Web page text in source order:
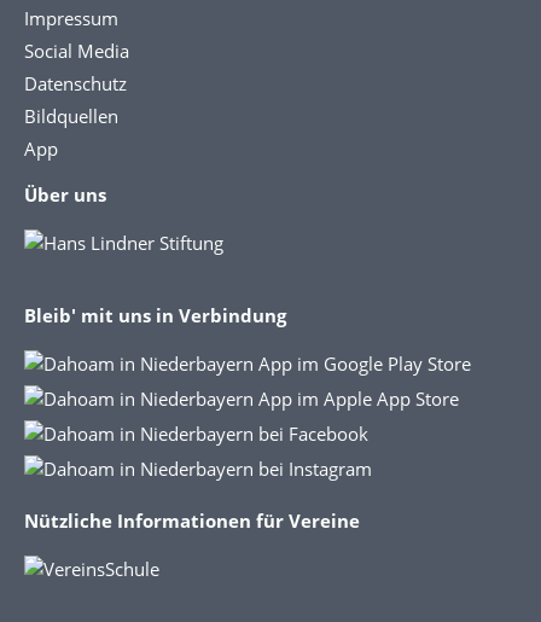
Impressum
Social Media
Datenschutz
Bildquellen
App
Über uns
Bleib' mit uns in Verbindung
Nützliche Informationen für Vereine